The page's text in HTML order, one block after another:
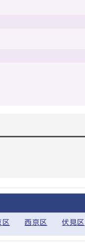
区 西京区 伏見区